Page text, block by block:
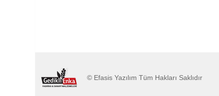
© Efasis Yazılım Tüm Hakları Saklıdır